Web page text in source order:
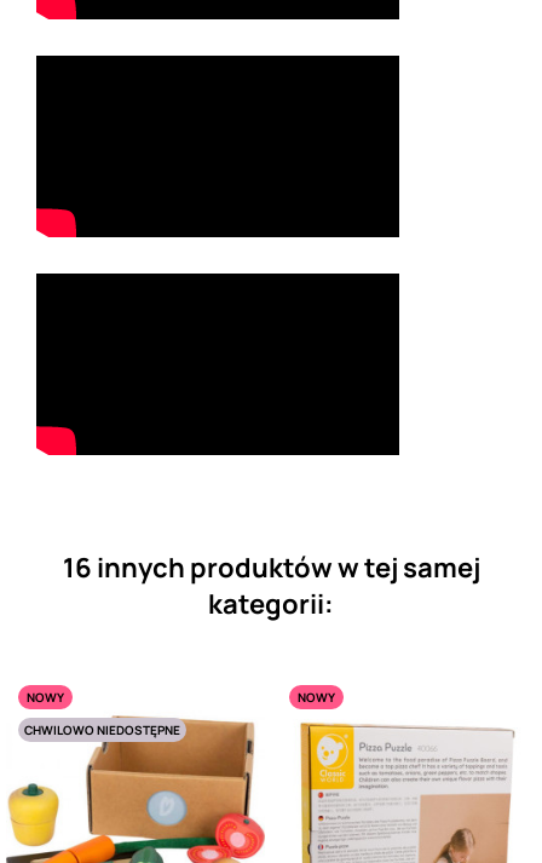
16 innych produktów w tej samej
kategorii:
NOWY
CHWILOWO NIEDOSTĘPNE
NOWY